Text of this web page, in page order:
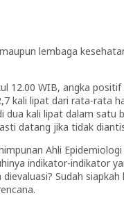
lembaga
12.00 WIB, angka
kali lipat dari rata-
kali lipat dalam satu
datang jika tidak
Ahli
indikator-indikator
Sudah